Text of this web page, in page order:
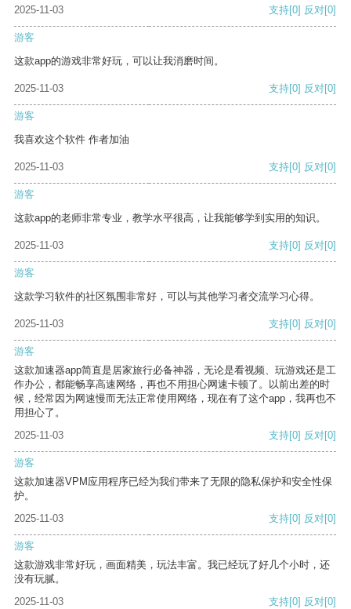
2025-11-03
支持[0] 反对[0]
游客
这款app的游戏非常好玩，可以让我消磨时间。
2025-11-03 支持[0] 反对[0]
游客
我喜欢这个软件 作者加油
2025-11-03 支持[0] 反对[0]
游客
这款app的老师非常专业，教学水平很高，让我能够学到实用的知识。
2025-11-03 支持[0] 反对[0]
游客
这款学习软件的社区氛围非常好，可以与其他学习者交流学习心得。
2025-11-03 支持[0] 反对[0]
游客
这款加速器app简直是居家旅行必备神器，无论是看视频、玩游戏还是工
作办公，都能畅享高速网络，再也不用担心网速卡顿了。以前出差的时
候，经常因为网速慢而无法正常使用网络，现在有了这个app，我再也不
用担心了。
2025-11-03
支持[0] 反对[0]
游客
这款加速器VPM应用程序已经为我们带来了无限的隐私保护和安全性保
护。
2025-11-03
支持[0] 反对[0]
游客
这款游戏非常好玩，画面精美，玩法丰富。我已经玩了好几个小时，还
没有玩腻。
2025-11-03
支持[0] 反对[0]